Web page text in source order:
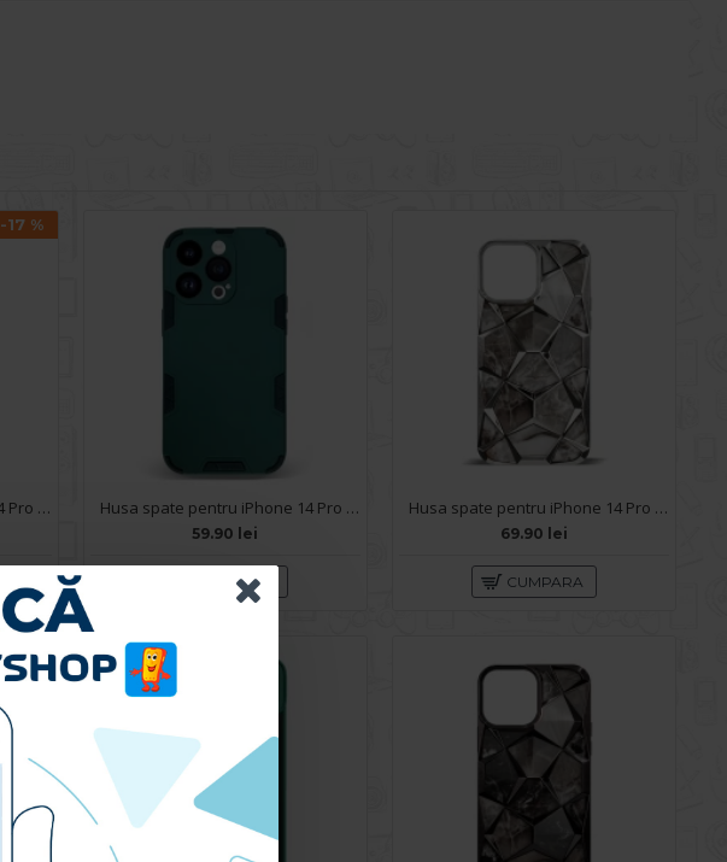
-17 %
Husa spate pentru iPhone 14 Pro - Space Case Husa spate pentru iPhone 14 Pro - Mantis Case Verde Crud / Negru
59.90 lei
CUMPARA
Husa spate pentru iPhone 14 Pro - Yoop Case Argintiu
69.90 lei
CUMPARA